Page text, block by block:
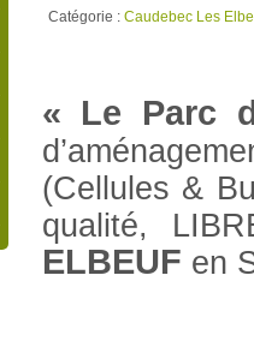
Catégorie : Caudebec Les
« Le Parc
(Cellules &
qualité,
ELBEUF en